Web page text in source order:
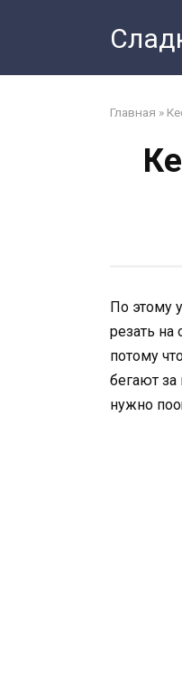
Главная »
По этому
резать
потому
бегают за
нужно